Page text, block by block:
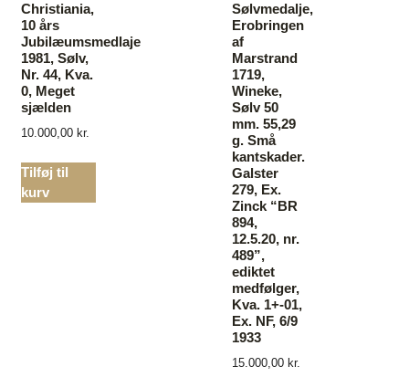
Christiania,
10 års
Jubilæumsmedlaje
1981, Sølv,
Nr. 44, Kva.
0, Meget
sjælden
10.000,00 kr.
Tilføj til
kurv
Sølvmedalje,
Erobringen
af
Marstrand
1719,
Wineke,
Sølv 50
mm. 55,29
g. Små
kantskader.
Galster
279, Ex.
Zinck “BR
894,
12.5.20, nr.
489”,
ediktet
medfølger,
Kva. 1+-01,
Ex. NF, 6/9
1933
15.000,00 kr.